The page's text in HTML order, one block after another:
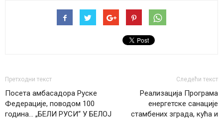
Претходни текст
Посета амбасадора Руске
Федерације, поводом 100
година… „БЕЛИ РУСИ“ У БЕЛОЈ
Следећи текст
Реализација Програма
енергетске санације
стамбених зграда, кућа и